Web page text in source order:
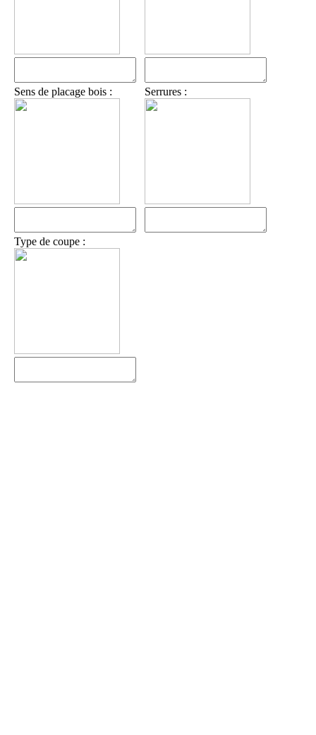
Sens de placage bois :
Type de coupe :
Serrures :